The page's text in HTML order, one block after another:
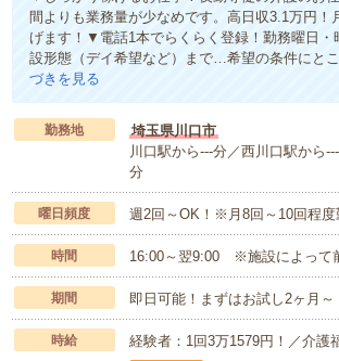
間よりも業務量が少なめです。高日収3.1万円
げます！▼電話1本でらくらく登録！勤務曜日
設形態（デイ希望など）まで…希望の条件にと
づきを見る
勤務地
埼玉県川口市
川口駅から---分／西川口駅から
分
曜日頻度 週2回～OK！※月8回～10回程度
時間 16:00～翌9:00 ※施設によって
期間 即日可能！まずはお試し2ヶ月～
時給 経験者：1回3万1579円！／介